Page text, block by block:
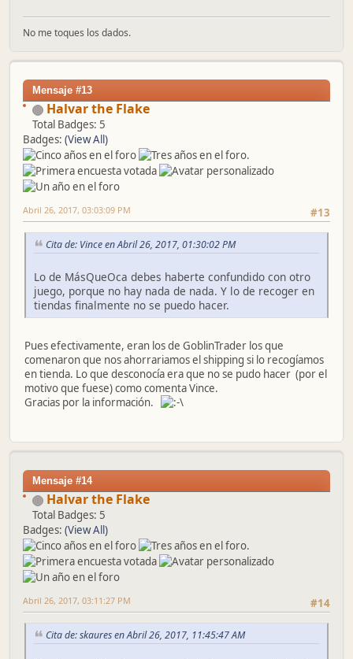
No me toques los dados.
Mensaje #13
Halvar the Flake
Total Badges: 5
Badges: (View All)
#13
Abril 26, 2017, 03:03:09 PM
Cita de: Vince en Abril 26, 2017, 01:30:02 PM
Lo de MásQueOca debes haberte confundido con otro
juego, porque no hay nada de nada. Y lo de recoger en
tiendas finalmente no se puedo hacer.
Pues efectivamente, eran los de GoblinTrader los que
comenaron que nos ahorrariamos el shipping si lo recogíamos
en tienda. Lo que desconocía era que no se pudo hacer (por el
motivo que fuese) como comenta Vince.
Gracias por la información.
Mensaje #14
Halvar the Flake
Total Badges: 5
Badges: (View All)
#14
Abril 26, 2017, 03:11:27 PM
Cita de: skaures en Abril 26, 2017, 11:45:47 AM